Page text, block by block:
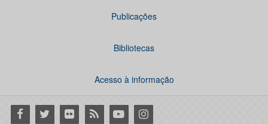
Publicações
Bibliotecas
Acesso à informação
Facebook
Twitter Flickr RSS YoutubeInstagram